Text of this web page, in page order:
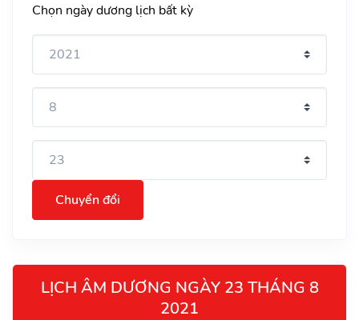
Chọn ngày dương lịch bất kỳ
Chuyển đổi
LỊCH ÂM DƯƠNG NGÀY 23 THÁNG 8
2021